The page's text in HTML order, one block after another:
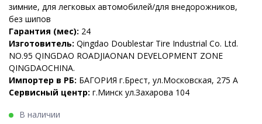
зимние, для легковых автомобилей/для внедорожников,
без шипов
Гарантия (мес): 24
Изготовитель: Qingdao Doublestar Tire Industrial Co. Ltd.
NO.95 QINGDAO ROADJIAONAN DEVELOPMENT ZONE
QINGDAOCHINA.
Импортер в РБ: БАГОРИЯ г.Брест, ул.Московская, 275 А
Сервисный центр: г.Минск ул.Захарова 104
В наличии